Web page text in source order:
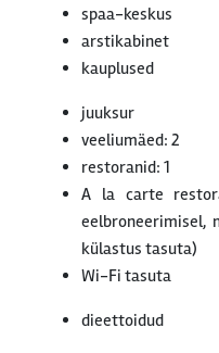
spaa-keskus
arstikabinet
kauplused
juuksur
veeliumäed: 2
restoranid: 1
A la carte
eelbroneerimisel,
külastus tasuta)
Wi-Fi tasuta
dieettoidud